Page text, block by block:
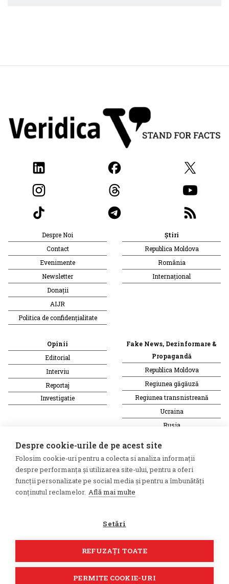
Despre Noi
Contact
Evenimente
Newsletter
Donații
AIJR
Politica de confidențialitate
Știri
Republica Moldova
România
Internațional
Opinii
Editorial
Interviu
Reportaj
Investigatie
Fake News, Dezinformare &
Propagandă
Republica Moldova
Regiunea găgăuză
Regiunea transnistreană
Ucraina
Rusia
Presa rusă independentă
Presa rusa pro-Kremlin
Presa din regiunea găgăuză
Presa din regiunea
Reportaj video
Interviu video
Asociației
Alianța Internațională a
Jurnaliștilor Români.
Despre cookie-urile de pe acest site
Folosim cookie-uri pentru a colecta si analiza informații
despre performanța și utilizarea site-ului, pentru a oferi
funcții personalizate pe social media și pentru a îmbunătăți
conținutul reclamelor. Află mai multe
Setări
REFUZAȚI TOATE
PERMITE COOKIE-URI